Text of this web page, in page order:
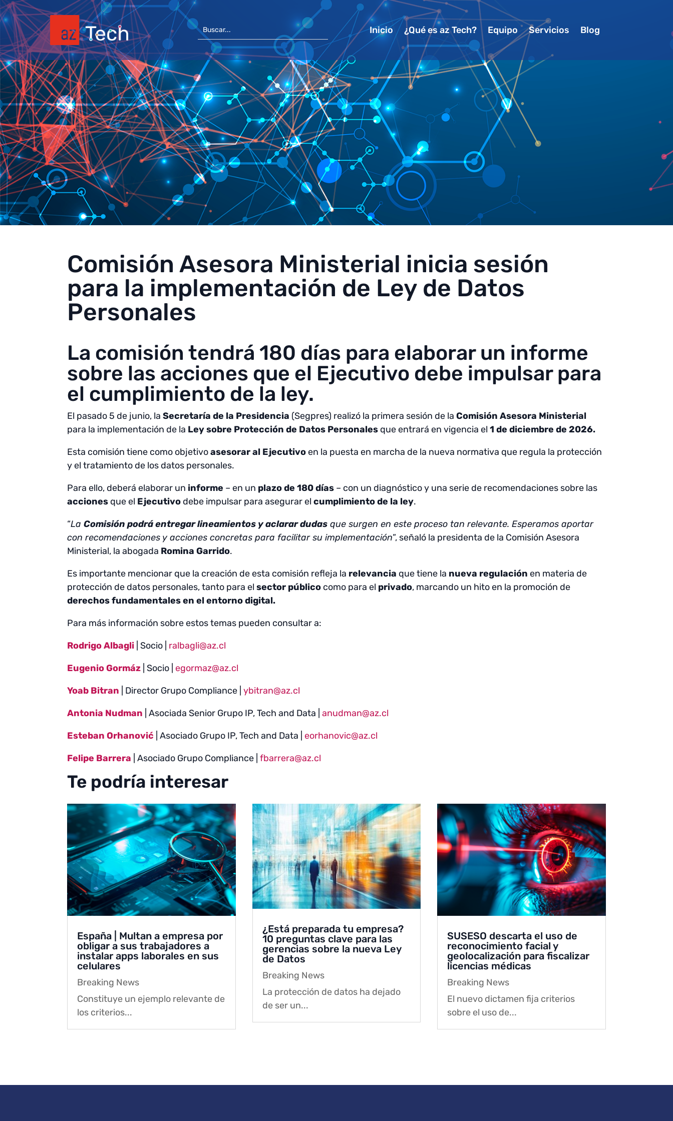
Inicio ¿Qué es az Tech? Equipo Servicios Blog
Comisión Asesora Ministerial inicia sesión
para la implementación de Ley de Datos
Personales
La comisión tendrá 180 días para elaborar un informe
sobre las acciones que el Ejecutivo debe impulsar para
el cumplimiento de la ley.
El pasado 5 de junio, laSecretaría de la Presidencia (Segpres) realizó la primera sesión de laComisión Asesora Ministerial
para la implementación de la Ley sobre Protección de Datos Personales que entrará en vigencia el1 de diciembre de 2026.
Esta comisión tiene como objetivoasesorar al Ejecutivoen la puesta en marcha de la nueva normativa que regula la protección
y el tratamiento de los datos personales.
Para ello, deberá elaborar un informe – en un plazo de 180 días – con un diagnóstico y una serie de recomendaciones sobre las
acciones que el Ejecutivo debe impulsar para asegurar elcumplimiento de la ley.
“LaComisión podrá entregar lineamientos y aclarar dudas que surgen en este proceso tan relevante. Esperamos aportar
con recomendaciones y acciones concretas para facilitar su implementación”, señaló la presidenta de la Comisión Asesora
Ministerial, la abogada Romina Garrido.
Es importante mencionar que la creación de esta comisión refleja la relevancia que tiene la nueva regulación en materia de
protección de datos personales, tanto para elsector público como para el privado, marcando un hito en la promoción de
derechos fundamentales en el entorno digital.
Para más información sobre estos temas pueden consultar a:
Rodrigo Albagli | Socio | ralbagli@az.cl
Eugenio Gormáz | Socio |egormaz@az.cl
Yoab Bitran | Director Grupo Compliance |ybitran@az.cl
Antonia Nudman | Asociada Senior Grupo IP, Tech and Data |anudman@az.cl
Esteban Orhanović | Asociado Grupo IP, Tech and Data |eorhanovic@az.cl
Felipe Barrera | Asociado Grupo Compliance |fbarrera@az.cl
Te podría interesar
España | Multan a empresa por
obligar a sus trabajadores a
instalar apps laborales en sus
celulares
Breaking News
Constituye un ejemplo relevante de
los criterios...
¿Está preparada tu empresa?
10 preguntas clave para las
gerencias sobre la nueva Ley
de Datos
Breaking News
La protección de datos ha dejado
de ser un...
SUSESO descarta el uso de
reconocimiento facial y
geolocalización para fiscalizar
licencias médicas
Breaking News
El nuevo dictamen fija criterios
sobre el uso de...